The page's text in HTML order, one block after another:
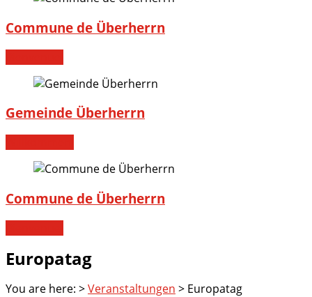
Commune de Überherrn
Gemeinde Überherrn
Commune de Überherrn
Europatag
You are here: >Veranstaltungen > Europatag